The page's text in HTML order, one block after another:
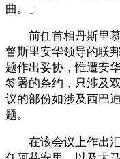
曲。」
前任首相丹斯里慕
督斯里安华领导的联
题作出妥协，惟遭安
签署的条约，只涉及
议的部份如涉及西巴
题。
在该会议上作出汇